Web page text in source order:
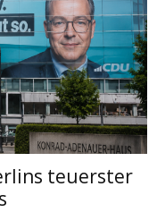
teuerster